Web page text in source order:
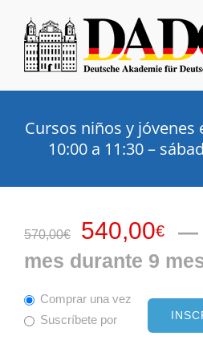
contenido
Cursos niños y jóvenes
10:00 a 11:30 –
570,00€
El
precio
era:
570,00€.
540,00€
El
—
mes durante 9
Comprar una vez
Suscríbete por